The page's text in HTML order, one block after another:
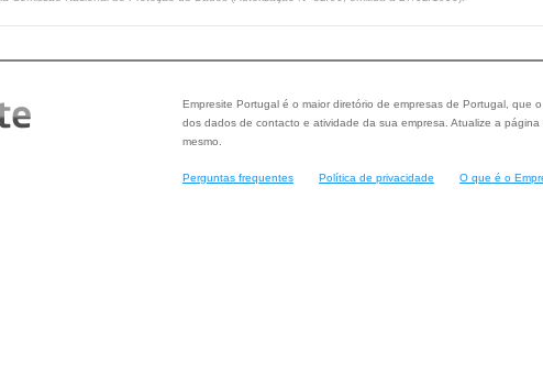
Empresite Portugal é o maior diretório de empresas de Portugal, que
dos dados de contacto e atividade da sua empresa. Atualize a
mesmo.
Perguntas frequentes Política de privacidade O que é o